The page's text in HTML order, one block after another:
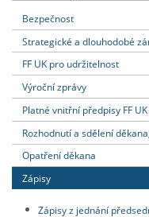
Bezpečnost
Strategické a dlouhodobé
FF UK pro udržitelnost
Výroční zprávy
Platné vnitřní předpisy FF UK
Rozhodnutí a sdělení
Opatření děkana
Zápisy
Zápisy z jednání